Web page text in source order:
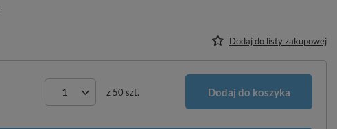
Dodaj do listy zakupowej
z 50 szt. Dodaj do koszyka